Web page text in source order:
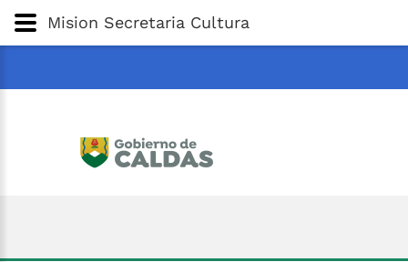
Gobernación de
Mision Secretaria Cultura